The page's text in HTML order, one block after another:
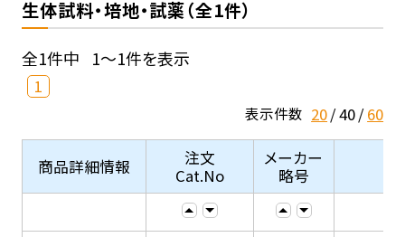
生体試料・培地・試薬（全1件）
全1件中 1～1件を表示
1
表示件数 20 40 60
商品詳細情報
注文
Cat.No
メーカー
略号